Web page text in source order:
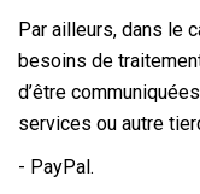
Par ailleurs, dans le
besoins de
d’être
services ou autre
- PayPal.